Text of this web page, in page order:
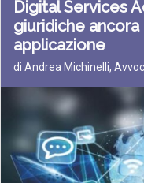
Digital Services
giuridiche
applicazione
di Andrea Michinelli,